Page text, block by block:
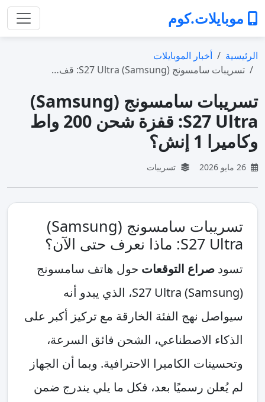
موبايلات.كوم
الرئيسية
أخبار الموبايلات
تسريبات سامسونج (Samsung) S27 Ultra: قف…
تسريبات سامسونج (Samsung)
S27 Ultra: قفزة شحن 200 واط
وكاميرا 1 إنش؟
تسريبات
تسريبات سامسونج (Samsung)
S27 Ultra: ماذا نعرف حتى الآن؟
تسود صراع التوقعات حول هاتف سامسونج
(Samsung) S27 Ultra، الذي يبدو أنه
سيواصل نهج الفئة الخارقة مع تركيز أكبر على
الذكاء الاصطناعي، الشحن فائق السرعة،
وتحسينات الكاميرا الاحترافية. وبما أن الجهاز
لم يُعلن رسميًا بعد، فكل ما يلي يندرج ضمن